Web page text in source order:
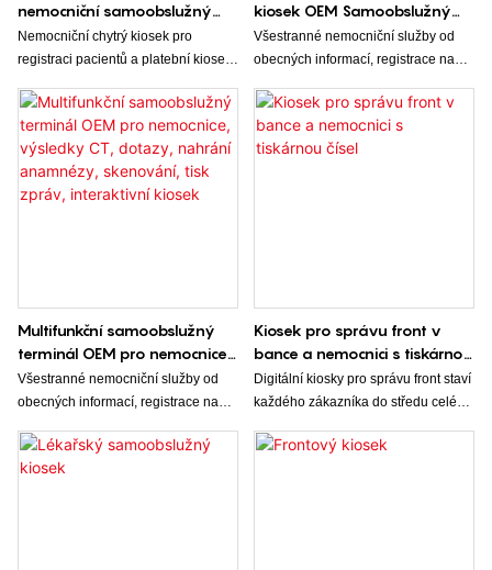
nemocniční samoobslužný
pokladní kiosek
Samoobslužný tiskový kiosek
zdravotních karet
Nemocniční chytrý kiosek pro
registraci pacientů a platební kiosek
občanského průkazu/cestovního
pasu, karty sociálního pojištění,
obličeje s detekcí v reálném čase,
což zajišťuje, že pacient je skutečná
a správná osoba.
kiosek OEM Samoobslužný
platební kiosek pro
nemocniční zdraví s tiskem
Všestranné nemocniční služby od
obecných informací, registrace na
konzultací, vydávání lístků, tisku
testovacích protokolů až po platbu.
Multifunkční samoobslužný
terminál OEM pro nemocnice,
výsledky CT, dotazy, nahrání
anamnézy, skenování, tisk
Všestranné nemocniční služby od
obecných informací, registrace na
konzultací, vydávání lístků, tisku
testovacích protokolů až po platbu.
Kiosek pro správu front v
bance a nemocnici s tiskárnou
čísel
Digitální kiosky pro správu front staví
každého zákazníka do středu celého